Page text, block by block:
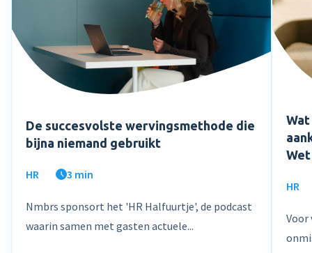
De succesvolste wervingsmethode die
bijna niemand gebruikt
HR 3 min
Nmbrs sponsort het 'HR Halfuurtje', de podcast
waarin samen met gasten actuele...
Wet
HR
Voor